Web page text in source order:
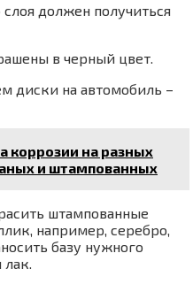
должен получиться
диски на автомобиль –
коррозии на разных
и штампованных
штампованные
например, серебро,
базу нужного